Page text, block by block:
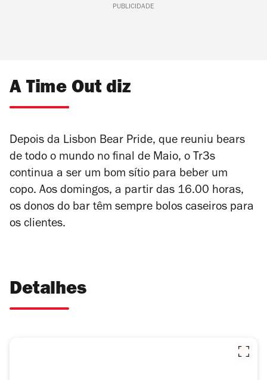
PUBLICIDADE
A Time Out diz
Depois da Lisbon Bear Pride, que reuniu bears
de todo o mundo no final de Maio, o Tr3s
continua a ser um bom sítio para beber um
copo. Aos domingos, a partir das 16.00 horas,
os donos do bar têm sempre bolos caseiros para
os clientes.
Detalhes